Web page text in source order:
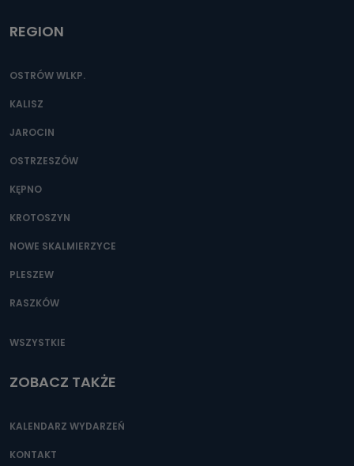
REGION
OSTRÓW WLKP.
KALISZ
JAROCIN
OSTRZESZÓW
KĘPNO
KROTOSZYN
NOWE SKALMIERZYCE
PLESZEW
RASZKÓW
WSZYSTKIE
ZOBACZ TAKŻE
KALENDARZ WYDARZEŃ
KONTAKT